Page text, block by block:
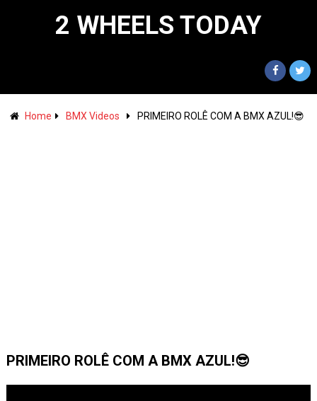
2 WHEELS TODAY
Home BMX Videos PRIMEIRO ROLÊ COM A BMX AZUL!😎
PRIMEIRO ROLÊ COM A BMX AZUL!😎